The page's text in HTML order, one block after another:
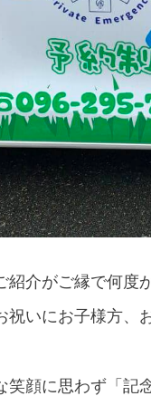
紹介がご縁で何度
祝いにお子様方、
笑顔に思わず「記